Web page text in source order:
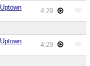
Uptown
4:29
Uptown
4:29